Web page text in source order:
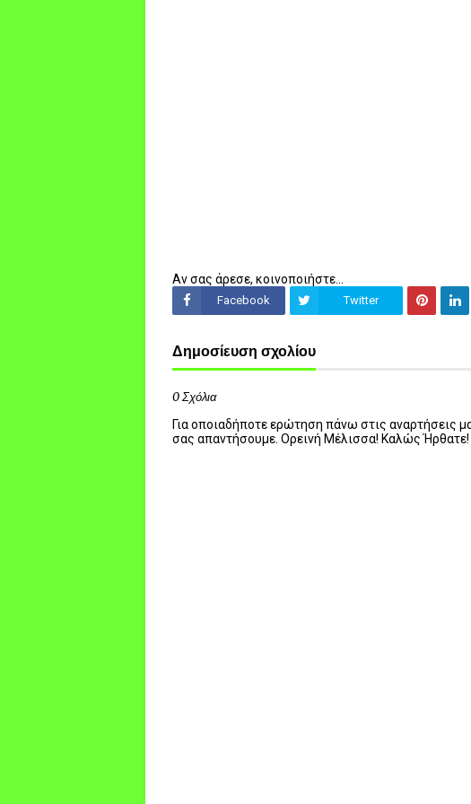
Αν σας άρεσε, κοινοποιήστε...
Facebook Twitter
Δημοσίευση σχολίου
0 Σχόλια
Για οποιαδήποτε ερώτηση πάνω στις αναρτήσεις
σας απαντήσουμε. Ορεινή Μέλισσα! Καλώς Ήρθατε!